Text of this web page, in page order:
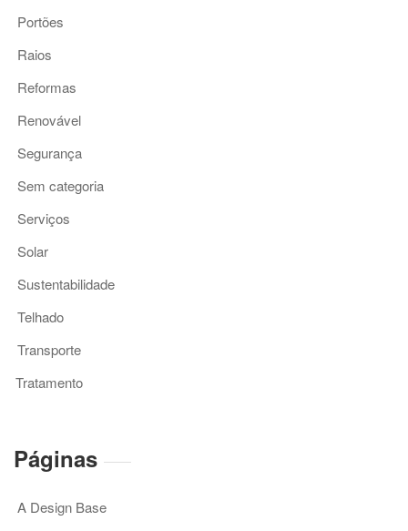
Portões
Raios
Reformas
Renovável
Segurança
Sem categoria
Serviços
Solar
Sustentabilidade
Telhado
Transporte
Tratamento
Páginas
A Design Base